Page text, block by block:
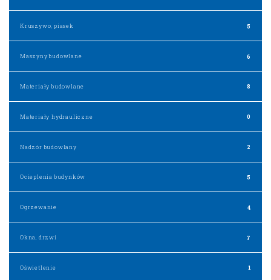
Kruszywo, piasek 5
Maszyny budowlane 6
Materiały budowlane 8
Materiały hydrauliczne 0
Nadzór budowlany 2
Ocieplenia budynków 5
Ogrzewanie 4
Okna, drzwi 7
Oświetlenie 1